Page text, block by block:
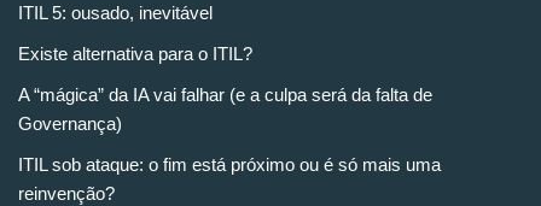
ITIL 5: ousado, inevitável
Existe alternativa para o ITIL?
A “mágica” da IA vai falhar (e a culpa será da falta de
Governança)
ITIL sob ataque: o fim está próximo ou é só mais uma
reinvenção?